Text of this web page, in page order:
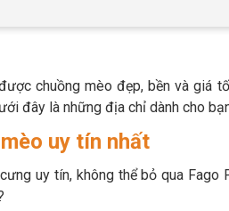
chuồng mèo đẹp, bền và giá
đây là những địa chỉ dành cho
uy tín nhất
uy tín, không thể bỏ qua